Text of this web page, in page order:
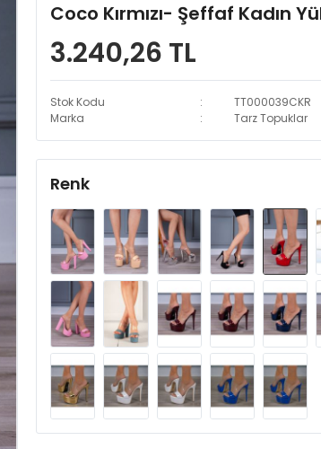
Coco Kırmızı- Şeffaf Kadın
3.240,26 TL
Stok Kodu
TT000039CKR
Marka
Tarz Topuklar
Renk